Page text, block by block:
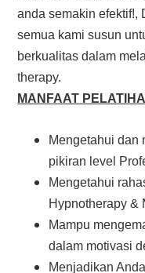
anda semakin efektif!,
semua kami susun
berkualitas dalam
therapy.
MANFAAT
Mengetahui dan
pikiran level
Mengetahui
Hypnotherapy &
Mampu
dalam motivasi
Menjadikan